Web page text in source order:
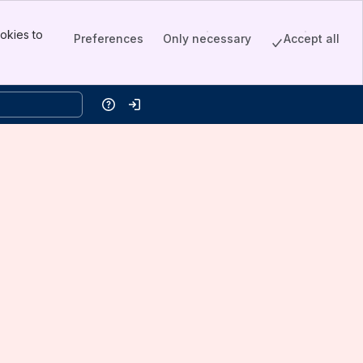
to
Preferences Only necessary Accept all
HelpLog in